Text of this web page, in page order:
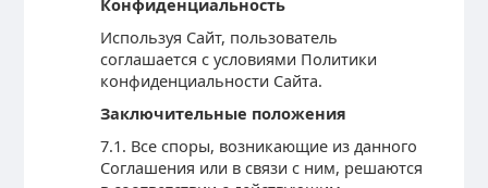
Конфиденциальность
Используя Сайт, пользователь
соглашается с условиями Политики
конфиденциальности Сайта.
Заключительные положения
7.1. Все споры, возникающие из данного
Соглашения или в связи с ним, решаются